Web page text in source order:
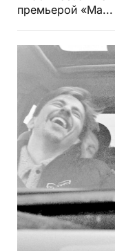
премьерой «Ма...